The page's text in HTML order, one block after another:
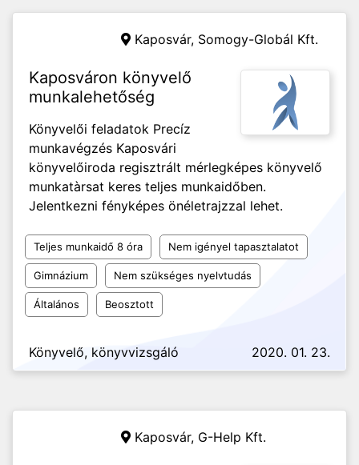
Kaposvár, Somogy-Globál Kft.
Kaposváron könyvelő
munkalehetőség
Könyvelői feladatok Precíz
munkavégzés Kaposvári
könyvelőiroda regisztrált mérlegképes könyvelő
munkatàrsat keres teljes munkaidőben.
Jelentkezni fényképes önéletrajzzal lehet.
Teljes munkaidő 8 óra Nem igényel tapasztalatot
Gimnázium Nem szükséges nyelvtudás
Általános Beosztott
Könyvelő, könyvvizsgáló 2020. 01. 23.
Kaposvár, G-Help Kft.